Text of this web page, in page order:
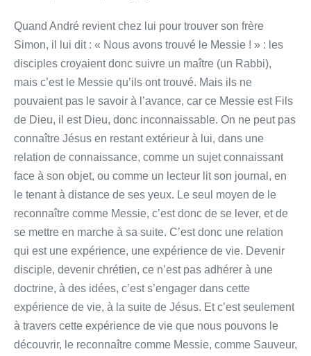
Quand André revient chez lui pour trouver son frère
Simon, il lui dit : « Nous avons trouvé le Messie ! » : les
disciples croyaient donc suivre un maître (un Rabbi),
mais c’est le Messie qu’ils ont trouvé. Mais ils ne
pouvaient pas le savoir à l’avance, car ce Messie est Fils
de Dieu, il est Dieu, donc inconnaissable. On ne peut pas
connaître Jésus en restant extérieur à lui, dans une
relation de connaissance, comme un sujet connaissant
face à son objet, ou comme un lecteur lit son journal, en
le tenant à distance de ses yeux. Le seul moyen de le
reconnaître comme Messie, c’est donc de se lever, et de
se mettre en marche à sa suite. C’est donc une relation
qui est une expérience, une expérience de vie. Devenir
disciple, devenir chrétien, ce n’est pas adhérer à une
doctrine, à des idées, c’est s’engager dans cette
expérience de vie, à la suite de Jésus. Et c’est seulement
à travers cette expérience de vie que nous pouvons le
découvrir, le reconnaître comme Messie, comme Sauveur,